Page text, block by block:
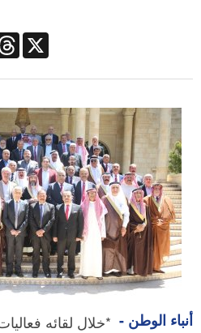
X
أنباء الوطن - *خلال لقائه